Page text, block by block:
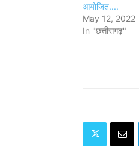
आयोजित....
May 12, 2022
In "छत्तीसगढ़"